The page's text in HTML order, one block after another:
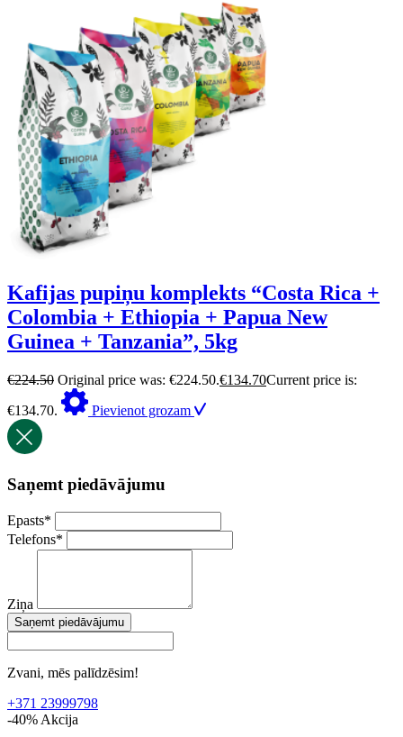
Kafijas pupiņu komplekts “Costa Rica +
Colombia + Ethiopia + Papua New
Guinea + Tanzania”, 5kg
€224.50 Original price was: €224.50.€134.70Current price is:
€134.70.
Pievienot grozam
Saņemt piedāvājumu
Epasts*
Telefons*
Ziņa
Saņemt piedāvājumu
Zvani, mēs palīdzēsim!
+371 23999798
-40% Akcija